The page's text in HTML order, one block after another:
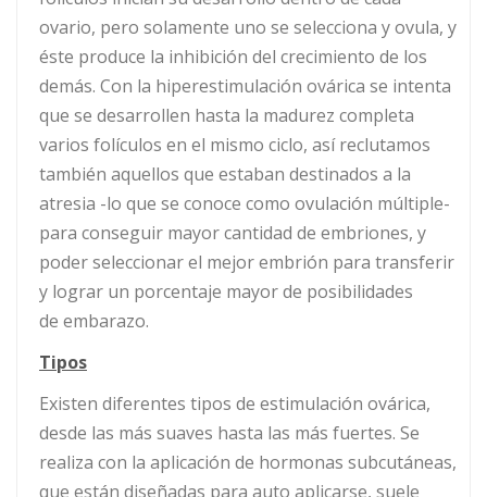
ovario, pero solamente uno se selecciona y ovula, y
éste produce la inhibición del crecimiento de los
demás. Con la hiperestimulación ovárica se intenta
que se desarrollen hasta la madurez completa
varios folículos en el mismo ciclo, así reclutamos
también aquellos que estaban destinados a la
atresia -lo que se conoce como ovulación múltiple-
para conseguir mayor cantidad de embriones, y
poder seleccionar el mejor embrión para transferir
y lograr un porcentaje mayor de posibilidades
de embarazo.
Tipos
Existen diferentes tipos de estimulación ovárica,
desde las más suaves hasta las más fuertes. Se
realiza con la aplicación de hormonas subcutáneas,
que están diseñadas para auto aplicarse, suele